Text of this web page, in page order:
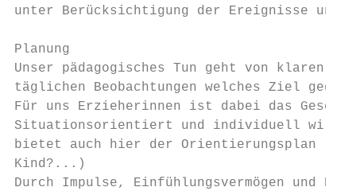
unter Berücksichtigung der Ereignisse und
Planung
Unser pädagogisches Tun geht von klaren
täglichen Beobachtungen welches Ziel
Für uns Erzieherinnen ist dabei das
Situationsorientiert und individuell wird
bietet auch hier der Orientierungsplan
Kind?...)
Durch Impulse, Einfühlungsvermögen und